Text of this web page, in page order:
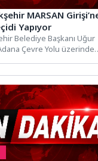
MARSAN
Yapıyor
Belediye Başkanı Uğur
Çevre Yolu üzerinde